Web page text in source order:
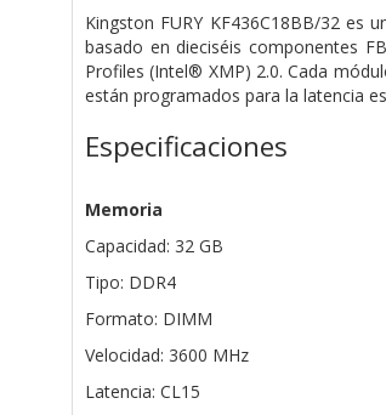
Kingston FURY KF436C18BB/32 es
basado en dieciséis componentes
Profiles (Intel® XMP) 2.0. Cada
están programados para la latencia
Especificaciones
Memoria
Capacidad: 32 GB
Tipo: DDR4
Formato: DIMM
Velocidad: 3600 MHz
Latencia: CL15